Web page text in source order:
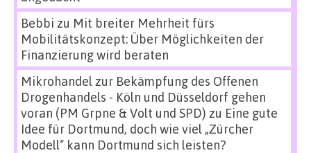
Bebbi zu Mit breiter Mehrheit fürs
Mobilitätskonzept: Über Möglichkeiten der
Finanzierung wird beraten
Mikrohandel zur Bekämpfung des Offenen
Drogenhandels - Köln und Düsseldorf gehen
voran (PM Grpne & Volt und SPD) zu Eine gute
Idee für Dortmund, doch wie viel „Zürcher
Modell“ kann Dortmund sich leisten?